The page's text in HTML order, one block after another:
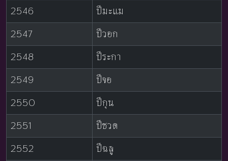
2546
ปีมะแม
2547
ปีวอก
2548
ปีระกา
2549
ปีจอ
2550
ปีกุน
2551
ปีชวด
2552
ปีฉลู